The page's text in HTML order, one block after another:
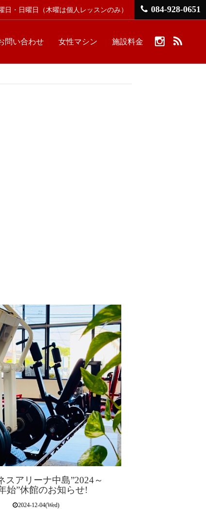
日・日曜日 （木曜は個人レッスンのみ） 084-928-0651
問い合わせ 女性マシン 施設料金
スアリーナ中島”2024～
始”休館のお知らせ!
2024-12-04(Wed)